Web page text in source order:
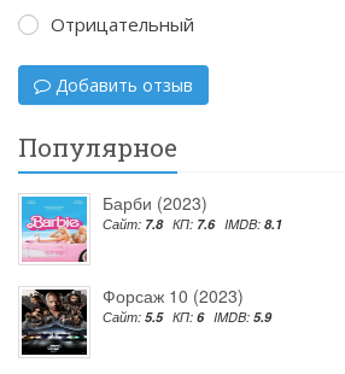
Отрицательный
Добавить отзыв
Популярное
Барби (2023)
Сайт: 7.8 КП: 7.6 IMDB: 8.1
Форсаж 10 (2023)
Сайт: 5.5 КП: 6 IMDB: 5.9